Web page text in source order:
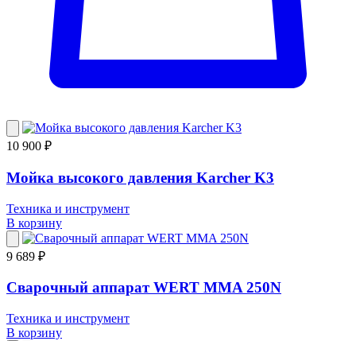
10 900 ₽
Мойка высокого давления Karcher K3
Техника и инструмент
В корзину
9 689 ₽
Сварочный аппарат WERT MMA 250N
Техника и инструмент
В корзину